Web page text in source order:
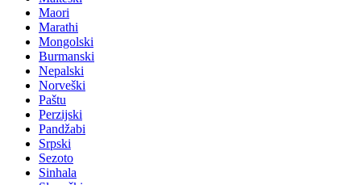
Maori
Marathi
Mongolski
Burmanski
Nepalski
Norveški
Paštu
Perzijski
Pandžabi
Srpski
Sezoto
Sinhala